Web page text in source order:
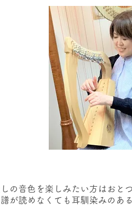
の音色を楽しみたい方はおと
が読めなくても耳馴染みのあ